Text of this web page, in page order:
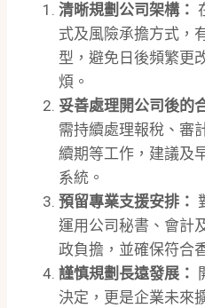
清晰規劃公司架構：
式及風險承擔方式，
型，避免日後頻繁更
煩。
妥善處理開公司後的
需持續處理報稅、審
續期等工作，建議及
系統。
預留專業支援安排：
運用公司秘書、會計
政負擔，並確保符合
謹慎規劃長遠發展：
決定，更是企業未來